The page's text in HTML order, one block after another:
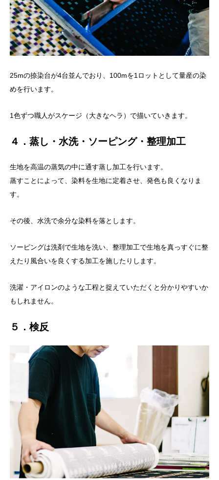
25mの捺染台が4台並んでおり、100mを1ロットとして量産の染
めを行います。
1色ずつ職人がスケージ（大きなヘラ）で描いていきます。
４．蒸し・水洗・ソーピング・整理加工
生地を高温の蒸気の中に通す蒸し加工を行います。
蒸すことによって、染料を生地に定着させ、発色も良くなりま
す。
その後、水洗で余分な染料を落とします。
ソーピングは洗剤で生地を洗い、整理加工で生地を真っすぐに整
えたり風合いを良くする加工を施したりします。
洗濯・アイロンのような工程と捉えていただくと分かりやすいか
もしれません。
５．検反